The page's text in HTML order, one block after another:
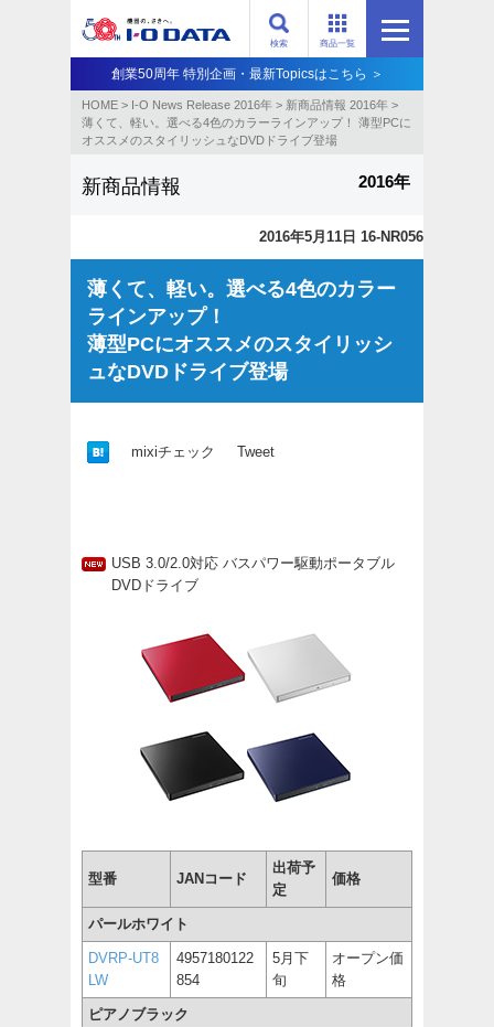
商品一覧
検索
創業50周年 特別企画・最新Topicsはこちら ＞
HOME > I-O News Release 2016年 > 新商品情報 2016年 >
薄くて、軽い。選べる4色のカラーラインアップ！ 薄型PCに
オススメのスタイリッシュなDVDドライブ登場
新商品情報 2016年
2016年5月11日 16-NR056
薄くて、軽い。選べる4色のカラー
ラインアップ！
薄型PCにオススメのスタイリッシ
ュなDVDドライブ登場
mixiチェック Tweet
USB 3.0/2.0対応 バスパワー駆動ポータブル
DVDドライブ
型番 JANコード
出荷予
定
価格
パールホワイト
DVRP-UT8
LW
4957180122
854
5月下
旬
オープン価
格
ピアノブラック